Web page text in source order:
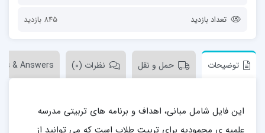
تعداد بازدید 845 بازدید
توضیحات حمل و نقل نظرات (0) & Answers
این فایل شامل مبانی، اهداف و برنامه های تربیتی مدرسه